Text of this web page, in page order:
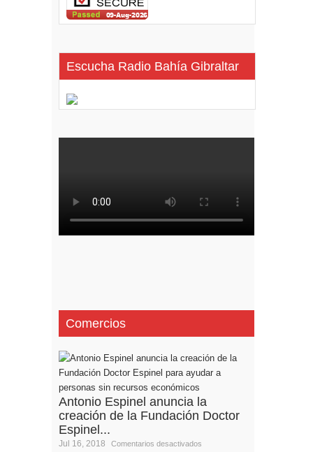
Escucha Radio Bahía Gibraltar
Comercios
Antonio Espinel anuncia la
creación de la Fundación Doctor
Espinel...
Jul 16, 2018 Comentarios desactivados